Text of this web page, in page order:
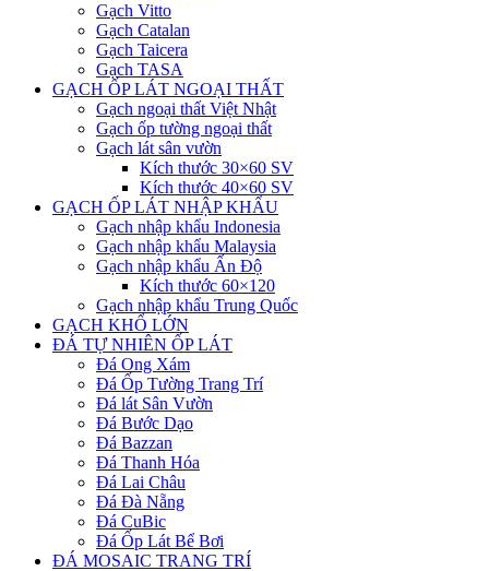
Gạch Vitto
Gạch Catalan
Gạch Taicera
Gạch TASA
GẠCH ỐP LÁT NGOẠI THẤT
Gạch ngoại thất Việt Nhật
Gạch ốp tường ngoại thất
Gạch lát sân vườn
Kích thước 30×60 SV
Kích thước 40×60 SV
GẠCH ỐP LÁT NHẬP KHẨU
Gạch nhập khẩu Indonesia
Gạch nhập khẩu Malaysia
Gạch nhập khẩu Ấn Độ
Kích thước 60×120
Gạch nhập khẩu Trung Quốc
GẠCH KHỔ LỚN
ĐÁ TỰ NHIÊN ỐP LÁT
Đá Ong Xám
Đá Ốp Tường Trang Trí
Đá lát Sân Vườn
Đá Bước Dạo
Đá Bazzan
Đá Thanh Hóa
Đá Lai Châu
Đá Đà Nẵng
Đá CuBic
Đá Ốp Lát Bể Bơi
ĐÁ MOSAIC TRANG TRÍ